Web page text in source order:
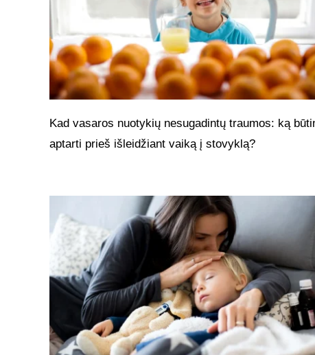
Kad vasaros nuotykių nesugadintų traumos: ką
aptarti prieš išleidžiant vaiką į stovyklą?